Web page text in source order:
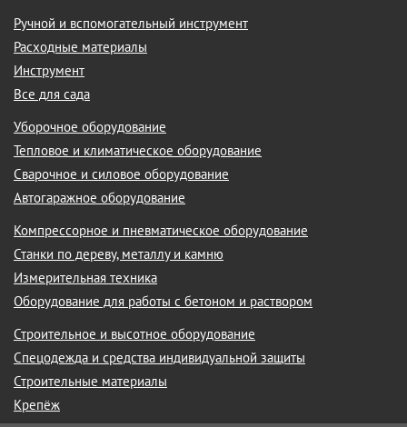
Ручной и вспомогательный инструмент
Расходные материалы
Инструмент
Все для сада
Уборочное оборудование
Тепловое и климатическое оборудование
Сварочное и силовое оборудование
Автогаражное оборудование
Компрессорное и пневматическое оборудование
Станки по дереву, металлу и камню
Измерительная техника
Оборудование для работы с бетоном и раствором
Строительное и высотное оборудование
Спецодежда и средства индивидуальной защиты
Строительные материалы
Крепёж